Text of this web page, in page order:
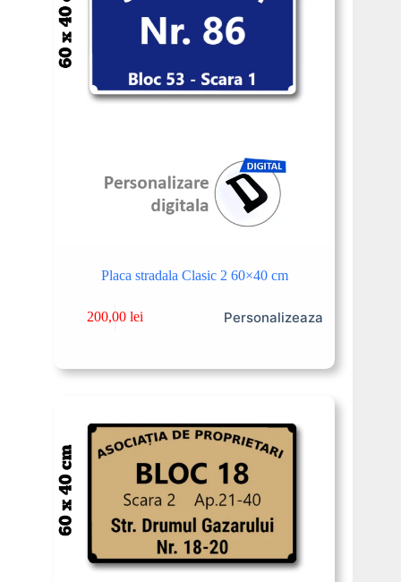
Placa stradala Clasic 2 60×40 cm
200,00lei Personalizeaza